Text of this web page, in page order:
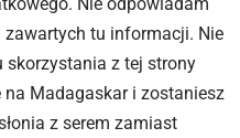
zawartych tu informacji. Nie
z tej strony
Madagaskar i zostaniesz
z serem zamiast